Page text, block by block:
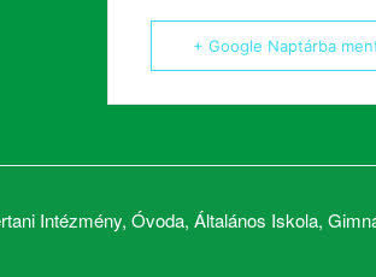
+ Google Naptárba
Intézmény, Óvoda, Általános Iskola,